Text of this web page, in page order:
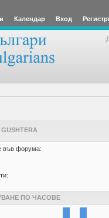
Календар Вход
във форума:
ПО ЧАСОВЕ